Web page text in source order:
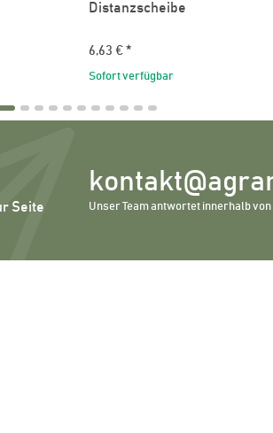
Distanzscheibe
6,63 € *
Sofort verfügbar
Seite Unser Team antwortet innerhalb von